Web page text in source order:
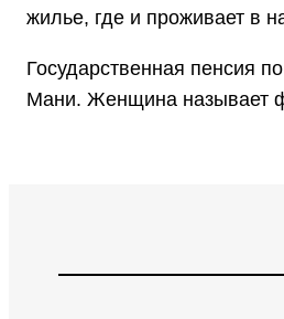
жилье, где и проживает в
Государственная пенсия
Мани. Женщина называет